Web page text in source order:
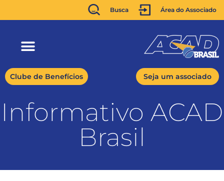
Busca Área do Associado
Clube de Benefícios Seja um associado
Informativo ACAD
Brasil